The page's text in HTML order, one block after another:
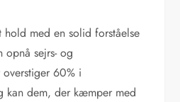
hold med en solid forståelse
opnå sejrs- og
60% i
kan dem, der kæmper med